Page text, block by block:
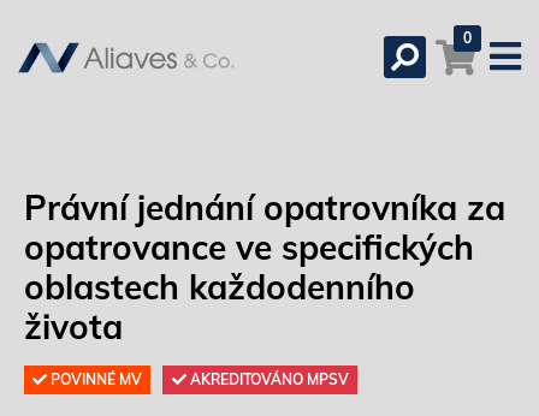
0
Právní jednání opatrovníka za
opatrovance ve specifických
oblastech každodenního
života
POVINNÉ MV AKREDITOVÁNO MPSV